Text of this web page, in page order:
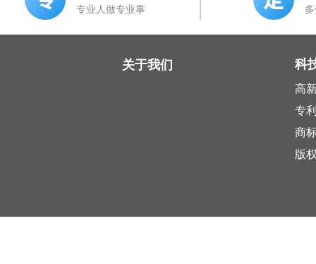
专业人做专业事
关于我们 科
高
专
商
版